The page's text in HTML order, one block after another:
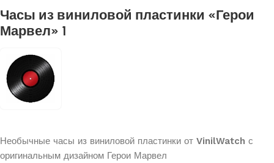
Часы из виниловой пластинки «Герои
Марвел» 1
Необычные часы из виниловой пластинки от VinilWatch с
оригинальным дизайном Герои Марвел